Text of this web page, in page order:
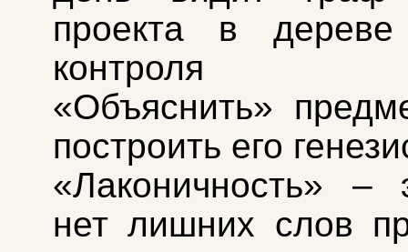
проекта в
контроля
«Объяснить»
построить его
«Лаконичность» –
нет лишних слов